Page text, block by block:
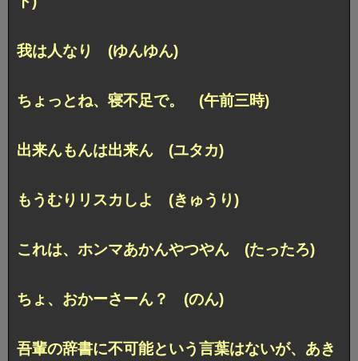
我は人なり (ゆんゆん)
ちょっとね、寝不足で。 (午前三時)
出来んもんは出来ん (ユタカ)
もうむりリスカしよ (きゅうり)
これは、ホンマあかんやつやん (たったろ)
ちょ、おかーさーん？ (のん)
吾輩の辞書に不可能という言葉はないが、あき